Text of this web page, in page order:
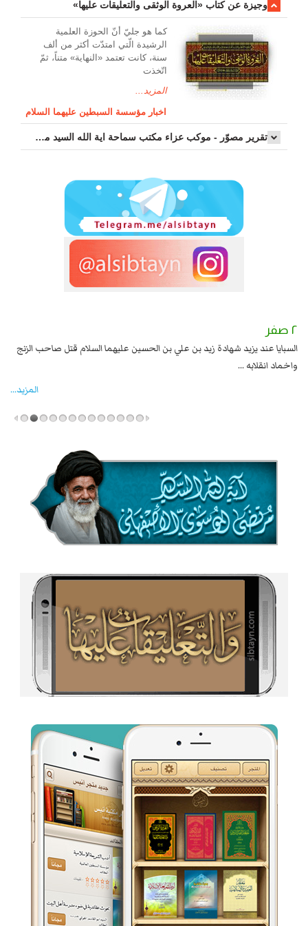
وجیزة عن کتاب «العروة الوثقی والتعلیقات علیها»
کما هو جليّ أنّ الحوزة العلمیة
الرشیدة الّتي امتدّت أكثر من ألف
سنة، كانت تعتمد «النهاية» متناً، ثمّ
اتّخذت
المزيد...
اخبار مؤسسة السبطين عليهما السلام
تقرير مصوّر - موكب عزاء مکتب سماحة اية الله السيد مرتضى الموسوي الاصفهاني في يوم إستشهاد السيدة فاطم...
٢ صفر
السبايا عند يزيد شهادة زيد بن علي بن الحسين عليهما السلام قتل صاحب الزنج
واخماد انقلابه ...
المزید...